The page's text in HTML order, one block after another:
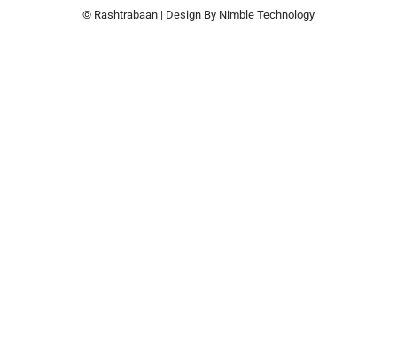
© Rashtrabaan | Design By Nimble Technology